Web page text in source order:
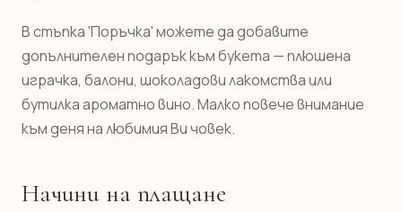
В стъпка 'Поръчка' можете да добавите
допълнителен подарък към букета — плюшена
играчка, балони, шоколадови лакомства или
бутилка ароматно вино. Малко повече внимание
към деня на любимия Ви човек.
Начини на плащане